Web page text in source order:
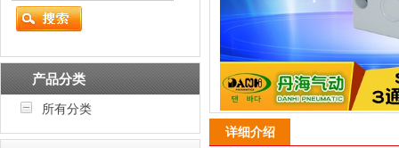
产品分类
所有分类
详细介绍